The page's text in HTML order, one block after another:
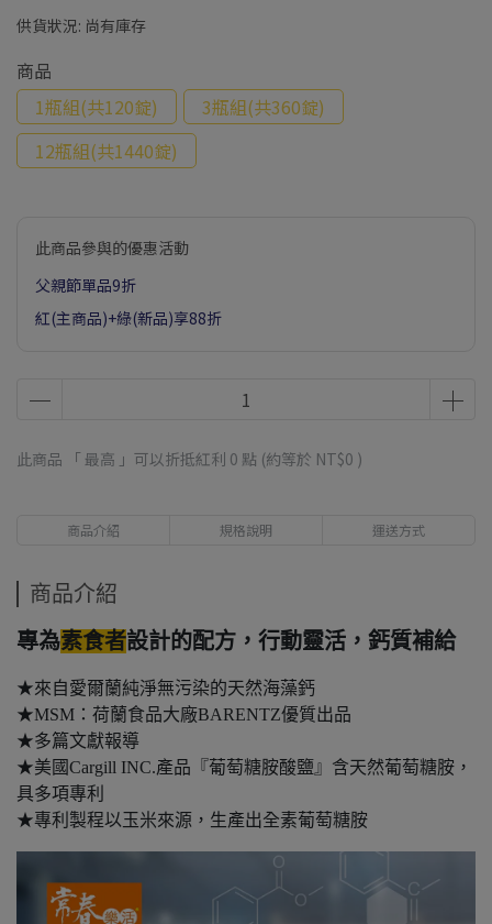
供貨狀況: 尚有庫存
商品
1瓶組(共120錠)
3瓶組(共360錠)
12瓶組(共1440錠)
此商品參與的優惠活動
父親節單品9折
紅(主商品)+綠(新品)享88折
此商品 「 最高 」可以折抵紅利 0 點 (約等於 NT$0 )
商品介紹 規格說明 運送方式
商品介紹
專為素食者設計的配方，行動靈活，鈣質補給
★來自愛爾蘭純淨無污染的天然海藻鈣
★MSM：荷蘭食品大廠BARENTZ優質出品
★多篇文獻報導
★美國Cargill INC.產品『葡萄糖胺酸鹽』含天然葡萄糖胺，
具多項專利
★專利製程以玉米來源，生產出全素葡萄糖胺